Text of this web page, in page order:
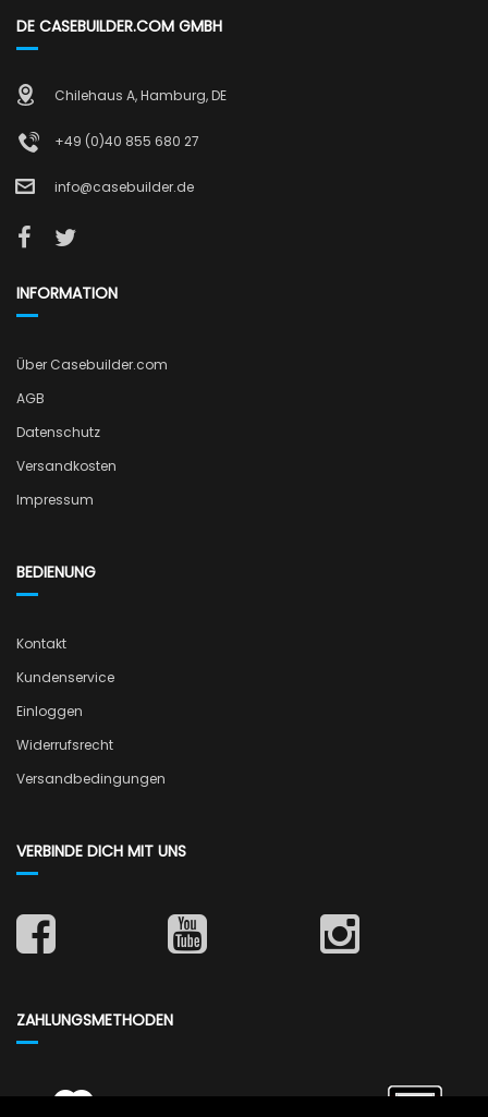
DE CASEBUILDER.COM GMBH
Chilehaus A, Hamburg, DE
+49 (0)40 855 680 27
info@casebuilder.de
INFORMATION
Über Casebuilder.com
AGB
Datenschutz
Versandkosten
Impressum
BEDIENUNG
Kontakt
Kundenservice
Einloggen
Widerrufsrecht
Versandbedingungen
VERBINDE DICH MIT UNS
ZAHLUNGSMETHODEN